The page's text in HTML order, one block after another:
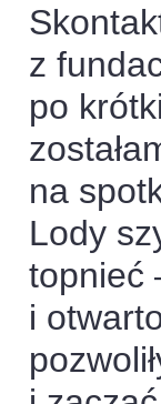
z
po
na
Lody
topnieć
i